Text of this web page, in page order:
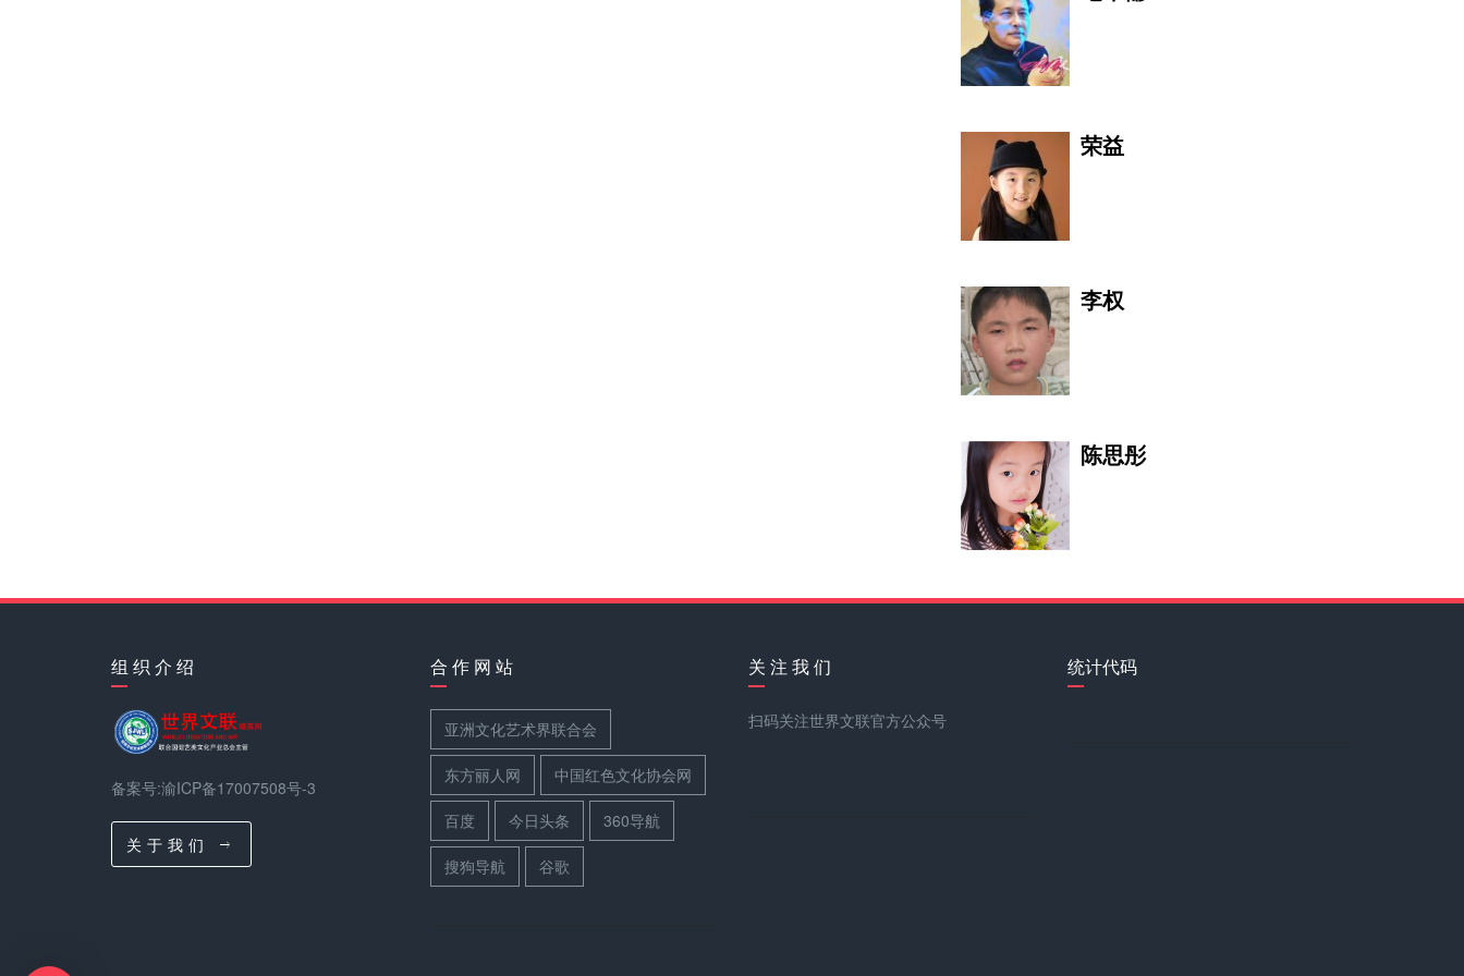
李伯清
荣益
李权
陈思彤
窦艺晴
组 织 介 绍
备案号:渝ICP备17007508号-3
关 于 我 们
合 作 网 站
亚洲文化艺术界联合会
东方丽人网 中国红色文化协会网
百度 今日头条 360导航
搜狗导航 谷歌
关 注 我 们
扫码关注世界文联官方公众号
统计代码